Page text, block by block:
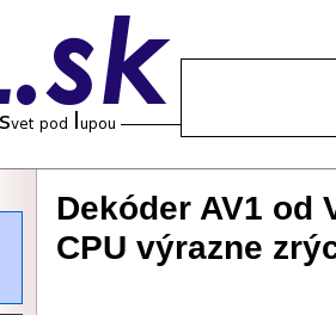
Dekóder AV1 od
CPU výrazne